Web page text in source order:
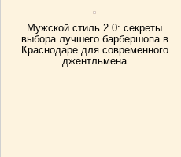
Мужской стиль 2.0: секреты
выбора лучшего барбершопа в
Краснодаре для современного
джентльмена